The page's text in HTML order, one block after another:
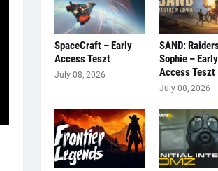
SpaceCraft – Early
Access Teszt
July 08, 2026
SAND:
Sophie – Early
Access Teszt
July 08, 2026